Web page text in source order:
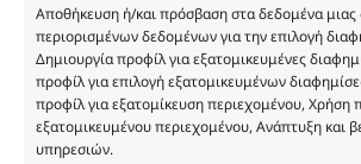
Αποθήκευση ή/και πρόσβαση στα δεδομένα
περιορισμένων δεδομένων για την επιλογή
Δημιουργία προφίλ για εξατομικευμένες
προφίλ για επιλογή εξατομικευμένων
προφίλ για εξατομίκευση περιεχομένου, Χρήση
εξατομικευμένου περιεχομένου, Ανάπτυξη και
υπηρεσιών.
Με επιφύλαξη κάθε νόμιμου
Eau de parfum